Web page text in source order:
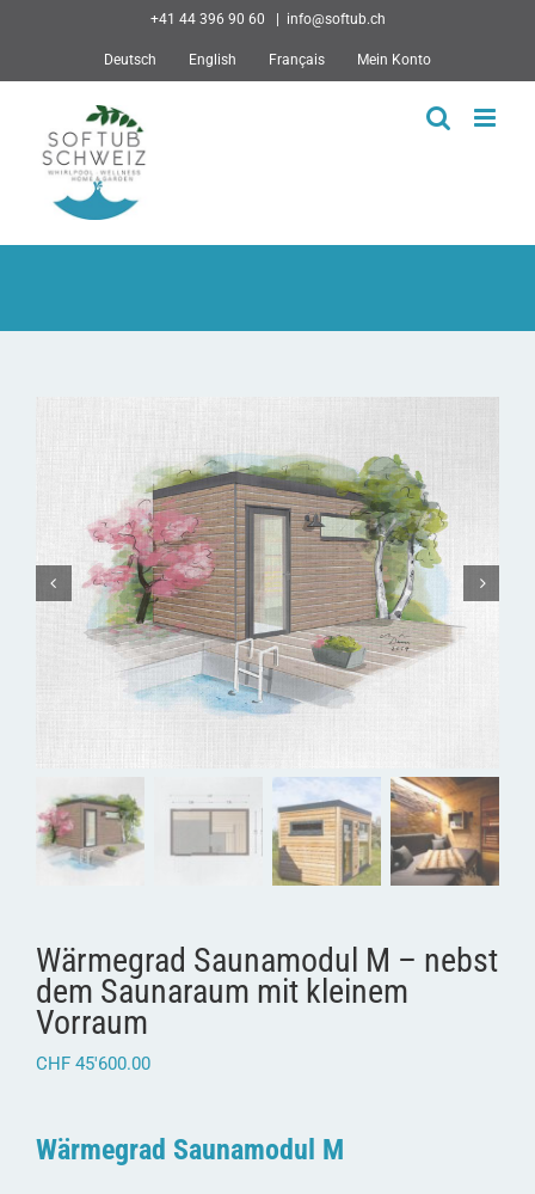
+41 44 396 90 60 info@softub.ch
Deutsch English Français Mein Konto
Wärmegrad Saunamodul M – nebst
dem Saunaraum mit kleinem
Vorraum
CHF 45'600.00
Wärmegrad Saunamodul M